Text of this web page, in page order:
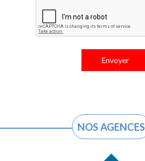
NOS AGENCES